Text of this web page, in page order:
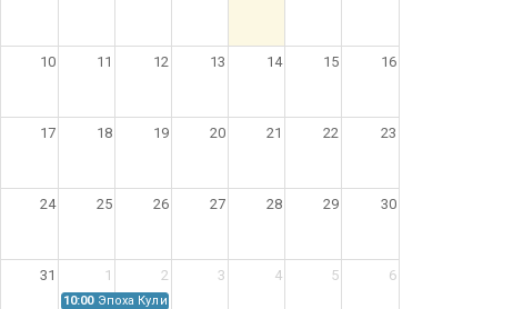
10 11 12 13 14 15 16
17 18 19 20 21 22 23
24 25 26 27 28 29 30
31 1 2 3 4 5 6
10:00 Эпоха Куликовской битвы: Проблемы источниковедения